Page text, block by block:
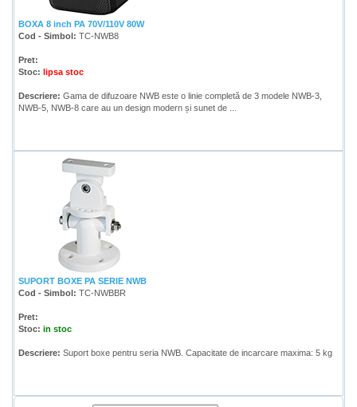
BOXA 8 inch PA 70V/110V 80W
Cod - Simbol: TC-NWB8
Pret:
Stoc: lipsa stoc
Descriere: Gama de difuzoare NWB este o linie completă de 3 modele NWB-3,
NWB-5, NWB-8 care au un design modern și sunet de ...
SUPORT BOXE PA SERIE NWB
Cod - Simbol: TC-NWBBR
Pret:
Stoc: in stoc
Descriere: Suport boxe pentru seria NWB. Capacitate de incarcare maxima: 5 kg